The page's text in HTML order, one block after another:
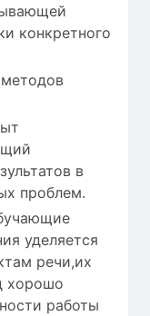
конкретного
в
проблем.
уделяется
речи,их
хорошо
работы